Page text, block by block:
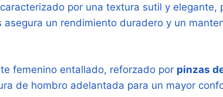
Woman
CM5068)
por una textura sutil y
un rendimiento duradero y un
femenino entallado, reforzado por pinzas
de hombro adelantada para un mayor